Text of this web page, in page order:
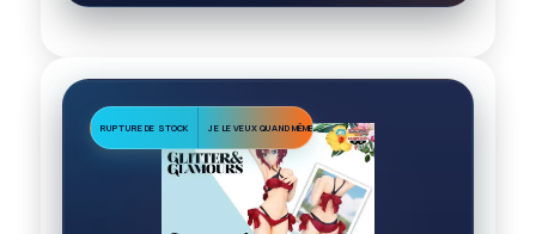
RUPTURE DE STOCK JE LE VEUX QUAND MÊME